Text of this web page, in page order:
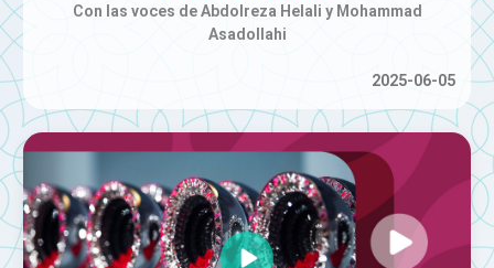
Con las voces de Abdolreza Helali y Mohammad
Asadollahi
2025-06-05